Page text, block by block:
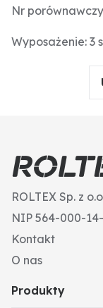
Nr
Wyposażenie: 3
ROLTEX Sp. z
NIP 564-000-
Kontakt
O nas
Produkty